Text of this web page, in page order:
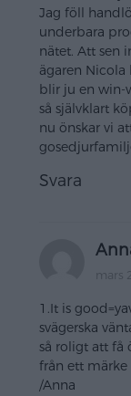
Jag föll
underbara
nätet. Att sen
ägaren
blir ju en win-
så självklart
nu önskar vi
Svara
mars
1.It is
svägerska
så roligt att få
från ett
/Anna